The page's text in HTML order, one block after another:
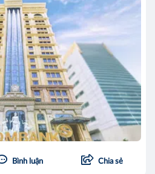
Bình luận Chia sẻ